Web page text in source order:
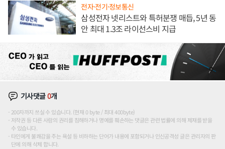
전자·전기·정보통신
삼성전자 넷리스트와 특허분쟁 매듭, 5년 동
안 최대 1.3조 라이선스비 지급
기사댓글0개
200자까지 쓰실 수 있습니다. (현재 0 byte / 최대 400byte)
저작권 등 다른 사람의 권리를 침해하거나 명예를 훼손하는 댓글은 관련 법률에 의해 제재를 받을
수 있습니다.
타인에게 불쾌감을 주는 욕설 등 비하하는 단어가 내용에 포함되거나 인신공격성 글은 관리자의 판
단에 의해 삭제 합니다.